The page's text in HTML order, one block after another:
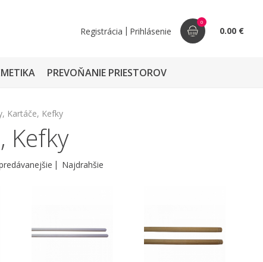
Registrácia | Prihlásenie
0
0.00 €
PREVOŇANIE PRIESTOROV
Kartáče, Kefky
Kefky
Najdrahšie